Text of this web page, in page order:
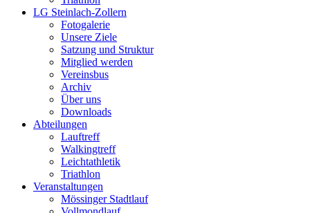
LG Steinlach-Zollern
Fotogalerie
Unsere Ziele
Satzung und Struktur
Mitglied werden
Vereinsbus
Archiv
Über uns
Downloads
Abteilungen
Lauftreff
Walkingtreff
Leichtathletik
Triathlon
Veranstaltungen
Mössinger Stadtlauf